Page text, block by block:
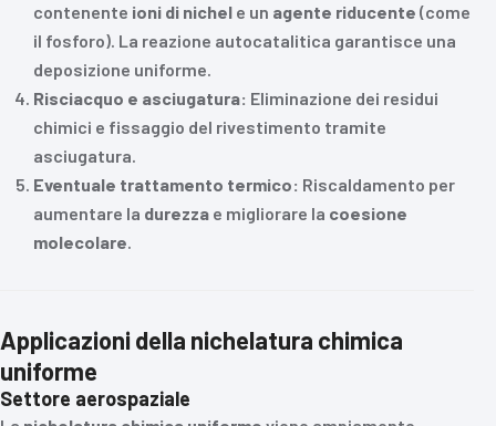
contenente ioni di nichel e un agente riducente (come
il fosforo). La reazione autocatalitica garantisce una
deposizione uniforme.
Risciacquo e asciugatura: Eliminazione dei residui
chimici e fissaggio del rivestimento tramite
asciugatura.
Eventuale trattamento termico: Riscaldamento per
aumentare la durezza e migliorare la coesione
molecolare.
Applicazioni della nichelatura chimica
uniforme
Settore aerospaziale